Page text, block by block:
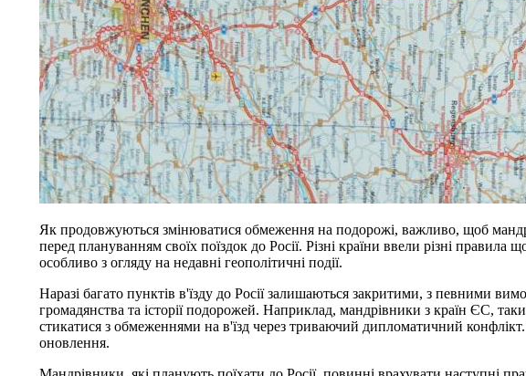
Як продовжуються змінюватися обмеження на подорожі, важливо, щоб
перед плануванням своїх поїздок до Росії. Різні країни ввели різні правила
особливо з огляду на недавні геополітичні події.
Наразі багато пунктів в'їзду до Росії залишаються закритими, з певними
громадянства та історії подорожей. Наприклад, мандрівники з країн ЄС,
стикатися з обмеженнями на в'їзд через триваючий дипломатичний
оновлення.